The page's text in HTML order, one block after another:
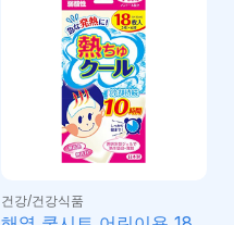
건강/건강식품